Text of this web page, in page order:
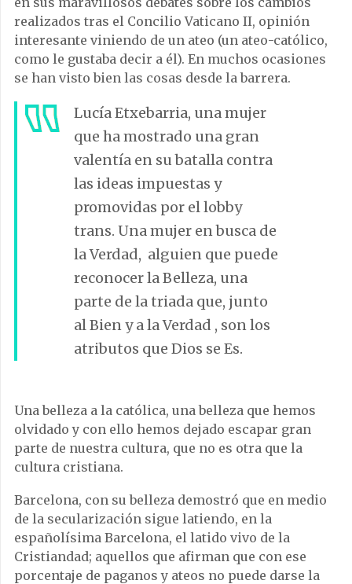
realizados tras el Concilio Vaticano II, opinión
interesante viniendo de un ateo (un ateo-católico,
como le gustaba decir a él). En muchos ocasiones
se han visto bien las cosas desde la barrera.
Lucía Etxebarria, una mujer
que ha mostrado una gran
valentía en su batalla contra
las ideas impuestas y
promovidas por el lobby
trans. Una mujer en busca de
la Verdad, alguien que puede
reconocer la Belleza, una
parte de la triada que, junto
al Bien y a la Verdad , son los
atributos que Dios se Es.
Una belleza a la católica, una belleza que hemos
olvidado y con ello hemos dejado escapar gran
parte de nuestra cultura, que no es otra que la
cultura cristiana.
Barcelona, con su belleza demostró que en medio
de la secularización sigue latiendo, en la
españolísima Barcelona, el latido vivo de la
Cristiandad; aquellos que afirman que con ese
porcentaje de paganos y ateos no puede darse la